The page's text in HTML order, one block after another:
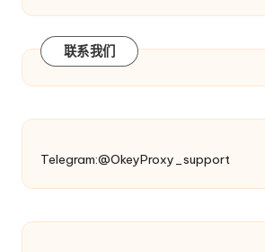
联系我们
Telegram:@OkeyProxy_support